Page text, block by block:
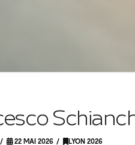
22 MAI 2026 LYON 2026